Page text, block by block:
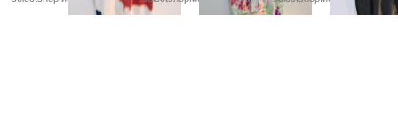
&COMPANY HONDUR
n
バーサルスタジオ ホ